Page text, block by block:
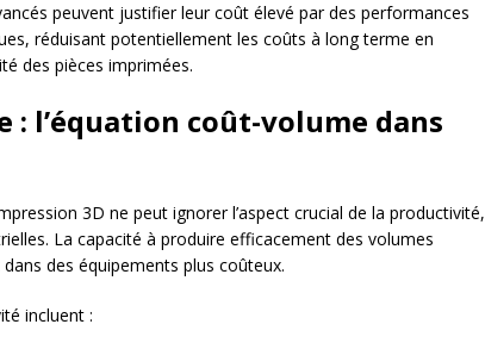
peuvent justifier leur coût élevé par des performances
réduisant potentiellement les coûts à long terme en
des pièces imprimées.
l’équation coût-volume dans
3D ne peut ignorer l’aspect crucial de la productivité,
La capacité à produire efficacement des volumes
des équipements plus coûteux.
incluent :